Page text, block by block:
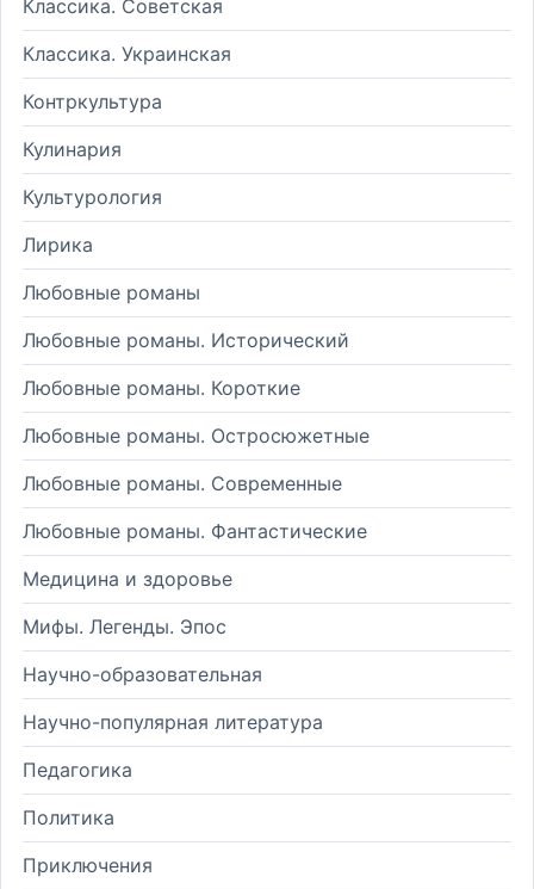
Классика. Советская
Классика. Украинская
Контркультура
Кулинария
Культурология
Лирика
Любовные романы
Любовные романы. Исторический
Любовные романы. Короткие
Любовные романы. Остросюжетные
Любовные романы. Современные
Любовные романы. Фантастические
Медицина и здоровье
Мифы. Легенды. Эпос
Научно-образовательная
Научно-популярная литература
Педагогика
Политика
Приключения